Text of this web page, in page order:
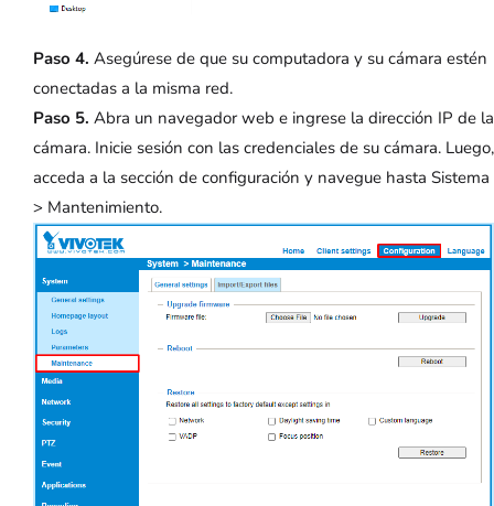
Paso 4. Asegúrese de que su computadora y su cámara estén
conectadas a la misma red.
Paso 5. Abra un navegador web e ingrese la dirección IP de la
cámara. Inicie sesión con las credenciales de su cámara. Luego,
acceda a la sección de configuración y navegue hasta Sistema
> Mantenimiento.